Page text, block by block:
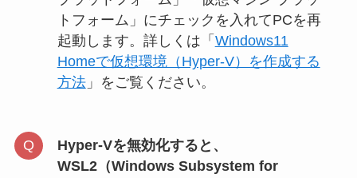
トフォーム」にチェックを入れてPCを再
起動します。詳しくは「 Windows11
Homeで仮想環境（Hyper-V）を作成する
方法」をご覧ください。
Hyper-Vを無効化すると、
WSL2（Windows Subsystem for